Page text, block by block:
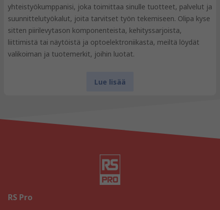
yhteistyökumppanisi, joka toimittaa sinulle tuotteet, palvelut ja
suunnittelutyökalut, joita tarvitset työn tekemiseen. Olipa kyse
sitten piirilevytason komponenteista, kehityssarjoista,
liittimistä tai näytöistä ja optoelektroniikasta, meiltä löydät
valikoiman ja tuotemerkit, joihin luotat.
Lue lisää
RS Pro